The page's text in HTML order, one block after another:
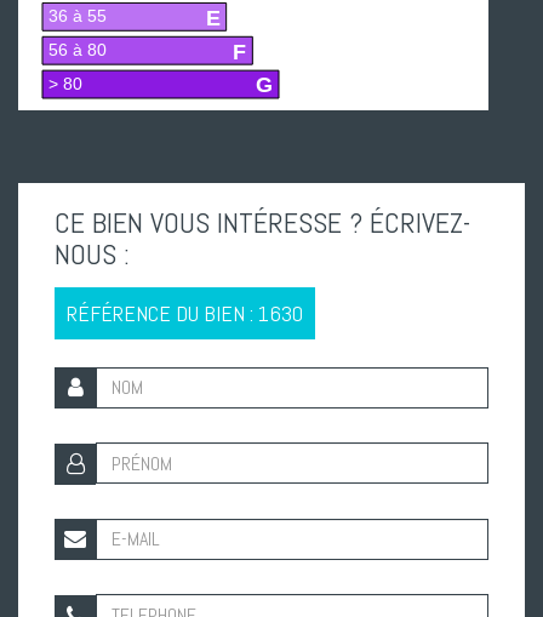
E
36 à 55
F
56 à 80
G
> 80
CE BIEN VOUS INTÉRESSE ? ÉCRIVEZ-
NOUS :
RÉFÉRENCE DU BIEN : 1630